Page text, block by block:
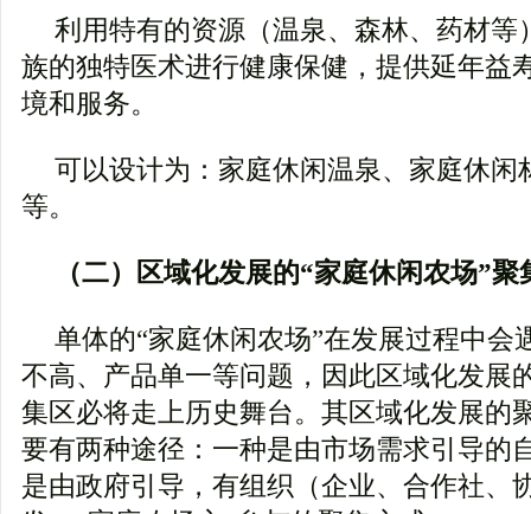
利用特有的资源（温泉、森林、药材等
族的独特医术进行健康保健，提供延年益
境和服务。
可以设计为：家庭休闲温泉、家庭休闲
等。
（二）区域化发展的“家庭休闲农场”聚
单体的“家庭休闲农场”在发展过程中会
不高、产品单一等问题，因此区域化发展
集区必将走上历史舞台。其区域化发展的
要有两种途径：一种是由市场需求引导的
是由政府引导，有组织（企业、合作社、